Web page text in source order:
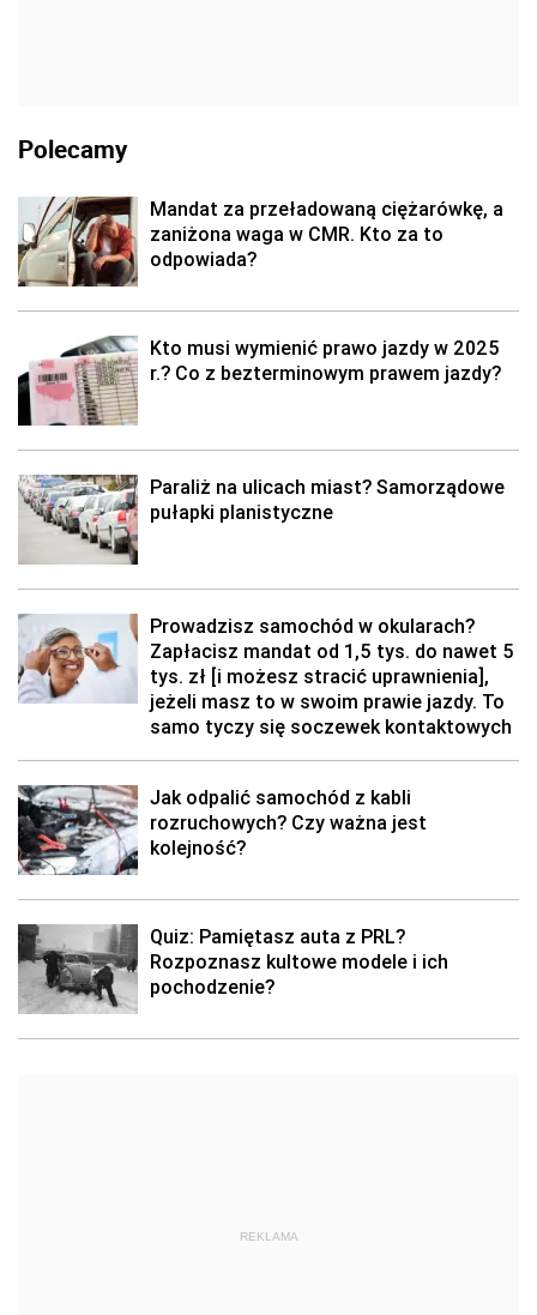
Polecamy
Mandat za przeładowaną ciężarówkę, a
zaniżona waga w CMR. Kto za to
odpowiada?
Kto musi wymienić prawo jazdy w 2025
r.? Co z bezterminowym prawem jazdy?
Paraliż na ulicach miast? Samorządowe
pułapki planistyczne
Prowadzisz samochód w okularach?
Zapłacisz mandat od 1,5 tys. do nawet 5
tys. zł [i możesz stracić uprawnienia],
jeżeli masz to w swoim prawie jazdy. To
samo tyczy się soczewek kontaktowych
Jak odpalić samochód z kabli
rozruchowych? Czy ważna jest
kolejność?
Quiz: Pamiętasz auta z PRL?
Rozpoznasz kultowe modele i ich
pochodzenie?
REKLAMA